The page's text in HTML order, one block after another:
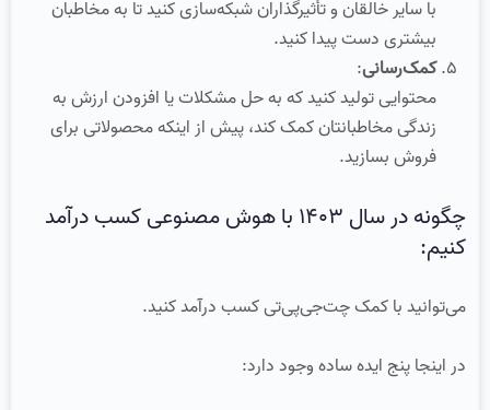
با سایر خالقان و تأثیرگذاران شبکه‌سازی کنید تا به مخاطبان
بیشتری دست پیدا کنید.
کمک‌رسانی:
محتوایی تولید کنید که به حل مشکلات یا افزودن ارزش به
زندگی مخاطبانتان کمک کند، پیش از اینکه محصولاتی برای
فروش بسازید.
چگونه در سال 1403 با هوش مصنوعی کسب درآمد
کنیم:
می‌توانید با کمک چت‌جی‌پی‌تی کسب درآمد کنید.
در اینجا پنج ایده ساده وجود دارد: